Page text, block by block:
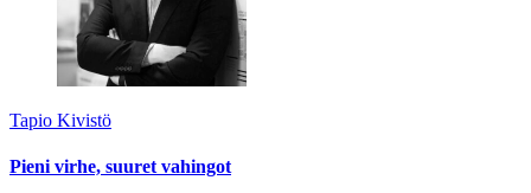
Tapio Kivistö
Pieni virhe, suuret vahingot